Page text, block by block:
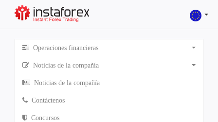
Operaciones financieras
Noticias de la compañía
Noticias de la compañía
Contáctenos
Concursos